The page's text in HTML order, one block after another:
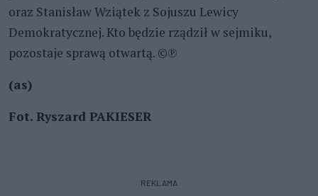
oraz Stanisław Wziątek z Sojuszu Lewicy
Demokratycznej. Kto będzie rządził w sejmiku,
pozostaje sprawą otwartą. ©℗
(as)
Fot. Ryszard PAKIESER
REKLAMA